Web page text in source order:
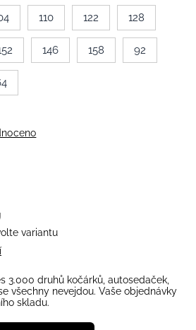
110 122 128
146 158 92
variantu
3.000 druhů kočárků, autosedaček,
všechny nevejdou. Vaše objednávky
skladu.